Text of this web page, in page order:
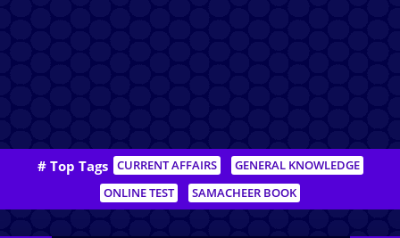
# Top Tags CURRENT AFFAIRS
GENERAL KNOWLEDGE
ONLINE TEST
SAMACHEER BOOK